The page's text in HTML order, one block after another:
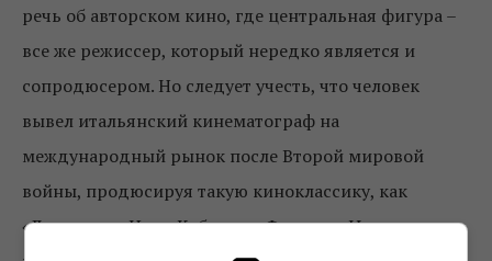
речь об авторском кино, где центральная фигура –
все же режиссер, который нередко является и
сопродюсером. Но следует учесть, что человек
вывел итальянский кинематограф на
международный рынок после Второй мировой
войны, продюсируя такую ​​киноклассику, как
«Дорога» и «Ночи Кабирии» Феллини. И хотя